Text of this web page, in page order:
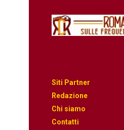
Siti Partner
Redazione
Chi siamo
Contatti